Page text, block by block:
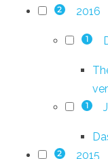
2 2016
1
1
2 2015